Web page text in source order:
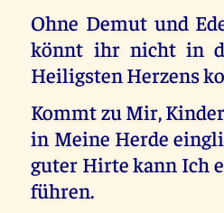
Ohne Demut und
könnt ihr nicht in
Heiligsten Herzens
Kommt zu Mir,
in Meine Herde
guter Hirte kann Ich
führen.